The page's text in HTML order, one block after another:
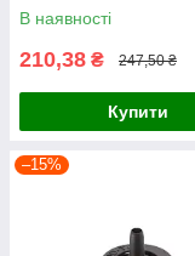
В наявності
210,38 ₴ 247,50 ₴
Купити
–15%